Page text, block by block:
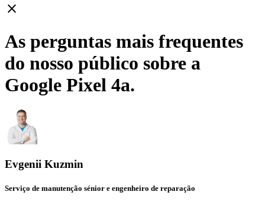
close
As perguntas mais frequentes
do nosso público sobre a
Google Pixel 4a.
Evgenii Kuzmin
Serviço de manutenção sénior e engenheiro de reparação